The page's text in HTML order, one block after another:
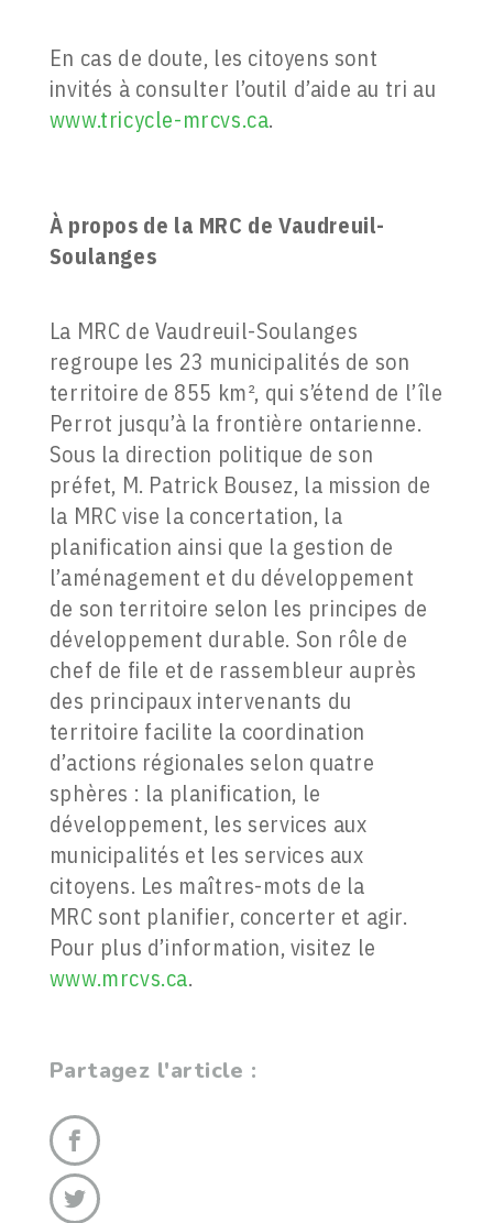
En cas de doute, les citoyens sont
invités à consulter l’outil d’aide au tri au
www.tricycle-mrcvs.ca.
À propos de la MRC de Vaudreuil-
Soulanges
La MRC de Vaudreuil-Soulanges
regroupe les 23 municipalités de son
territoire de 855 km², qui s’étend de l’île
Perrot jusqu’à la frontière ontarienne.
Sous la direction politique de son
préfet, M. Patrick Bousez, la mission de
la MRC vise la concertation, la
planification ainsi que la gestion de
l’aménagement et du développement
de son territoire selon les principes de
développement durable. Son rôle de
chef de file et de rassembleur auprès
des principaux intervenants du
territoire facilite la coordination
d’actions régionales selon quatre
sphères : la planification, le
développement, les services aux
municipalités et les services aux
citoyens. Les maîtres-mots de la
MRC sont planifier, concerter et agir.
Pour plus d’information, visitez le
www.mrcvs.ca.
Partagez l'article :